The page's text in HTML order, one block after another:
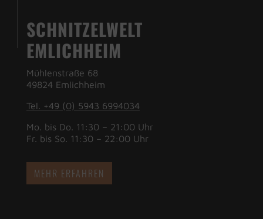
SCHNITZELWELT
EMLICHHEIM
Mühlenstraße 68
49824 Emlichheim
Tel. +49 (0) 5943 6994034
Mo. bis Do. 11:30 – 21:00 Uhr
Fr. bis So. 11:30 – 22:00 Uhr
MEHR ERFAHREN